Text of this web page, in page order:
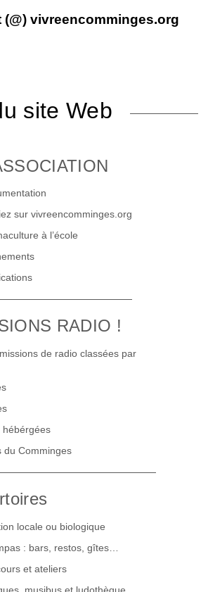
(@) vivreencomminges.org
site Web
sur vivreencomminges.org
à l’école
RADIO !
de radio classées par
hébérgées
du Comminges
locale ou biologique
: bars, restos, gîtes…
et ateliers
musibus et ludothèque